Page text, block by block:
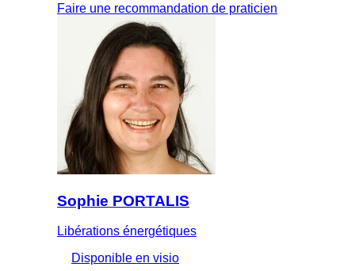
Faire une recommandation de praticien
Sophie PORTALIS
Libérations énergétiques
Disponible en visio